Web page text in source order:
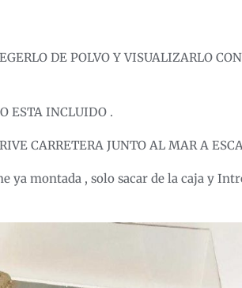
DE POLVO Y VISUALIZARLO
ESTA INCLUIDO .
CARRETERA JUNTO AL MAR A
ya montada , solo sacar de la caja y